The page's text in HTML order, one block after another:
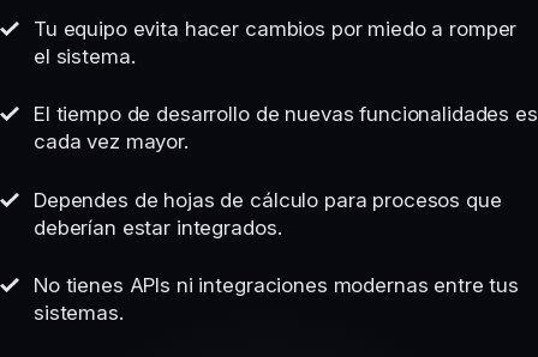
Tu equipo evita hacer cambios por miedo a romper
el sistema.
El tiempo de desarrollo de nuevas funcionalidades es
cada vez mayor.
Dependes de hojas de cálculo para procesos que
deberían estar integrados.
No tienes APIs ni integraciones modernas entre tus
sistemas.